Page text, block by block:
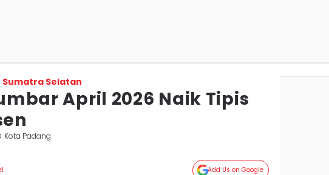
Sumatra Selatan
April 2026 Naik Tipis
Kota Padang
Add Us on Google